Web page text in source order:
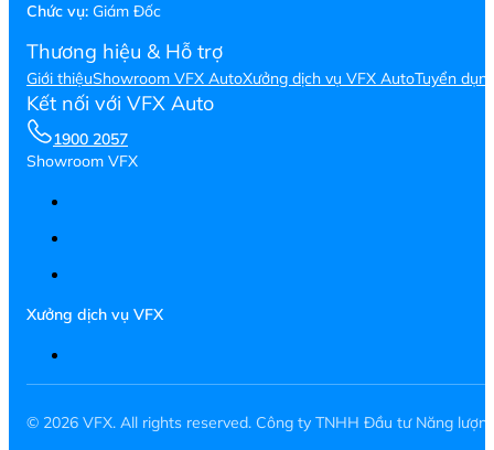
Chức vụ: Giám Đốc
Thương hiệu & Hỗ trợ
Giới thiệuShowroom VFX AutoXưởng dịch vụ VFX AutoTuyển
Kết nối với VFX Auto
1900 2057
Showroom VFX
Xưởng dịch vụ VFX
© 2026 VFX. All rights reserved. Công ty TNHH Đầu tư Năng